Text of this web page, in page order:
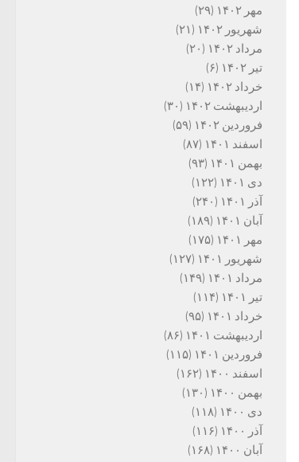
مهر ۱۴۰۲
(۲۹)
شهریور ۱۴۰۲
(۲۱)
مرداد ۱۴۰۲
(۲۰)
تیر ۱۴۰۲
(۶)
خرداد ۱۴۰۲
(۱۴)
اردیبهشت ۱۴۰۲
(۳۰)
فروردین ۱۴۰۲
(۵۹)
اسفند ۱۴۰۱
(۸۷)
بهمن ۱۴۰۱
(۹۳)
دی ۱۴۰۱
(۱۲۲)
آذر ۱۴۰۱
(۲۴۰)
آبان ۱۴۰۱
(۱۸۹)
مهر ۱۴۰۱
(۱۷۵)
شهریور ۱۴۰۱
(۱۲۷)
مرداد ۱۴۰۱
(۱۴۹)
تیر ۱۴۰۱
(۱۱۴)
خرداد ۱۴۰۱
(۹۵)
اردیبهشت ۱۴۰۱
(۸۶)
فروردین ۱۴۰۱
(۱۱۵)
اسفند ۱۴۰۰
(۱۶۲)
بهمن ۱۴۰۰
(۱۳۰)
دی ۱۴۰۰
(۱۱۸)
آذر ۱۴۰۰
(۱۱۶)
آبان ۱۴۰۰
(۱۶۸)